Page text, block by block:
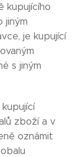
kupujícího
jiným
je kupující
s jiným
zboží a v
oznámit